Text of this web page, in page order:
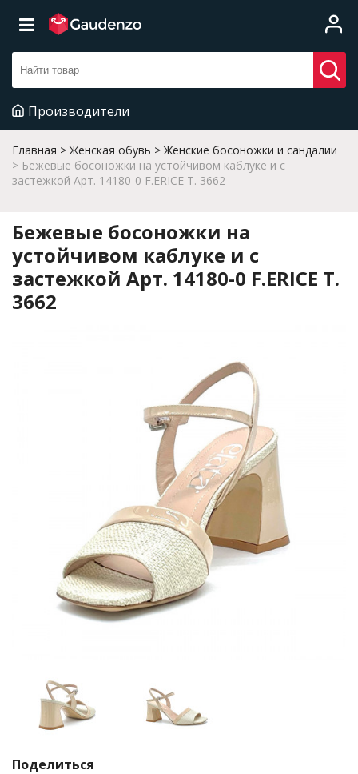
Производители
Главная Женская обувь
Женские босоножки и сандалии
Бежевые босоножки на устойчивом каблуке и с
застежкой Арт. 14180-0 F.ERICE T. 3662
Бежевые босоножки на
устойчивом каблуке и с
застежкой Арт. 14180-0 F.ERICE T.
3662
Поделиться